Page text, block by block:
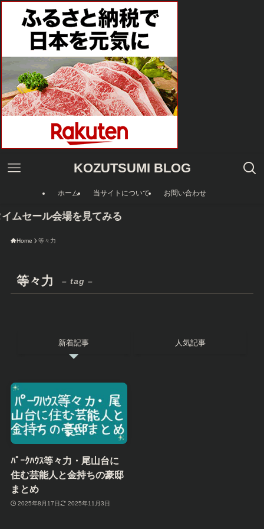
KOZUTSUMI BLOG
ホーム 当サイトについて お問い合わせ
ムセール会場を見てみる
Home 等々力
等々力 – tag –
新着記事 人気記事
ﾊﾟｰｸﾊｳｽ等々力・尾山台に
住む芸能人と金持ちの豪邸
まとめ
2025年8月17日 2025年11月3日